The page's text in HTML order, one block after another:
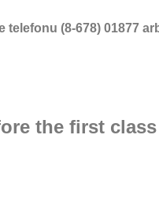
(8-678) 01877
the first class